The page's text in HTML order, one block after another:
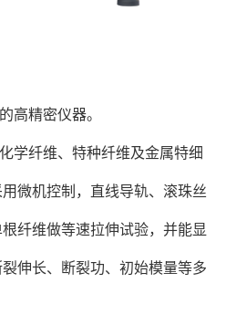
精密仪器。
纤维、特种纤维及金属特细
微机控制，直线导轨、滚珠丝
纤维做等速拉伸试验，并能显
伸长、断裂功、初始模量等多